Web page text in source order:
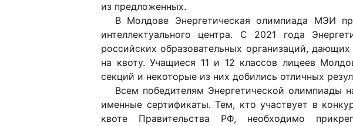
из предложенных.
В Молдове Энергетическая олимпиада МЭИ
интеллектуального центра. С 2021 года
российских образовательных организаций,
на квоту. Учащиеся 11 и 12 классов лицеев
секций и некоторые из них добились отличных
Всем победителям Энергетической олимпиады
именные сертификаты. Тем, кто участвует в
квоте Правительства РФ, необходимо